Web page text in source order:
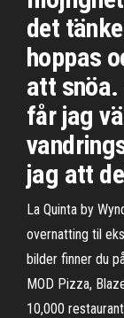
det
hoppas
att snöa.
får jag
jag att
La Quinta by
overnatting til
bilder finner du
MOD Pizza,
10,000